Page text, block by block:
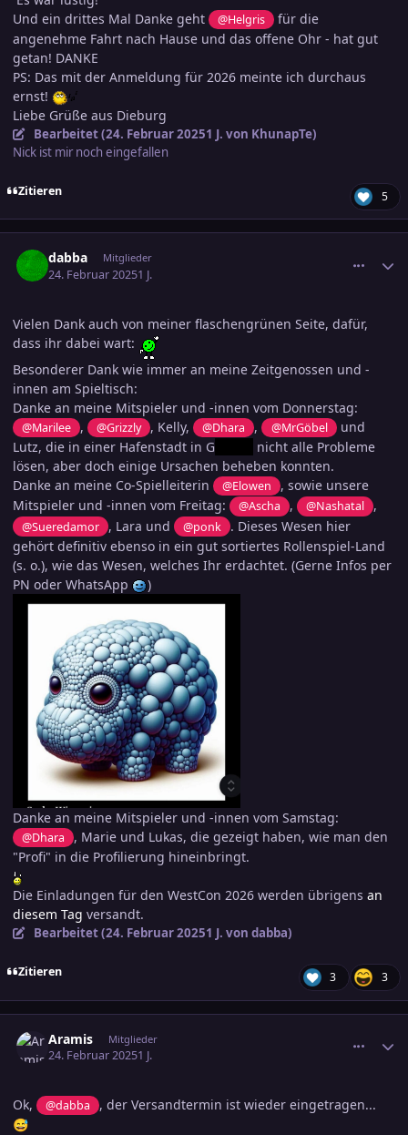
Und ein drittes Mal Danke geht
@Helgris
für die
angenehme Fahrt nach Hause und das offene Ohr - hat gut
getan! DANKE
PS: Das mit der Anmeldung für 2026 meinte ich durchaus
ernst!
Liebe Grüße aus Dieburg
Bearbeitet (24. Februar 20251 J. von KhunapTe)
Nick ist mir noch eingefallen
Zitieren 5
dabba Mitglieder
24. Februar 20251 J.
Vielen Dank auch von meiner flaschengrünen Seite, dafür,
dass ihr dabei wart:
Besonderer Dank wie immer an meine Zeitgenossen und -
innen am Spieltisch:
Danke an meine Mitspieler und -innen vom Donnerstag:
@Marilee , @Grizzly , Kelly, @Dhara , @MrGöbel und
Lutz, die in einer Hafenstadt in G
nicht alle Probleme
lösen, aber doch einige Ursachen beheben konnten.
Danke an meine Co-Spielleiterin
@Elowen
, sowie unsere
Mitspieler und -innen vom Freitag:
@Ascha , @Nashatal ,
@Sueredamor , Lara und @ponk . Dieses Wesen hier
gehört definitiv ebenso in ein gut sortiertes Rollenspiel-Land
(s. o.), wie das Wesen, welches Ihr erdachtet. (Gerne Infos per
PN oder WhatsApp
)
Danke an meine Mitspieler und -innen vom Samstag:
@Dhara
, Marie und Lukas, die gezeigt haben, wie man den
"Profi" in die Profilierung hineinbringt.
Die Einladungen für den WestCon 2026 werden übrigens an
diesem Tag versandt.
Bearbeitet (24. Februar 20251 J. von dabba)
Zitieren 3 3
Aramis Mitglieder
24. Februar 20251 J.
Ok, @dabba , der Versandtermin ist wieder eingetragen...
😅